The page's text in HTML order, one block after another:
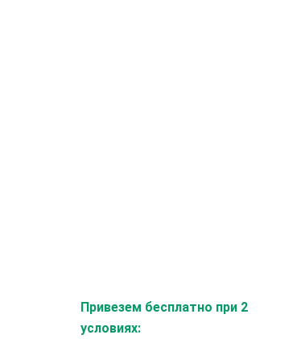
Привезем бесплатно при 2
условиях: